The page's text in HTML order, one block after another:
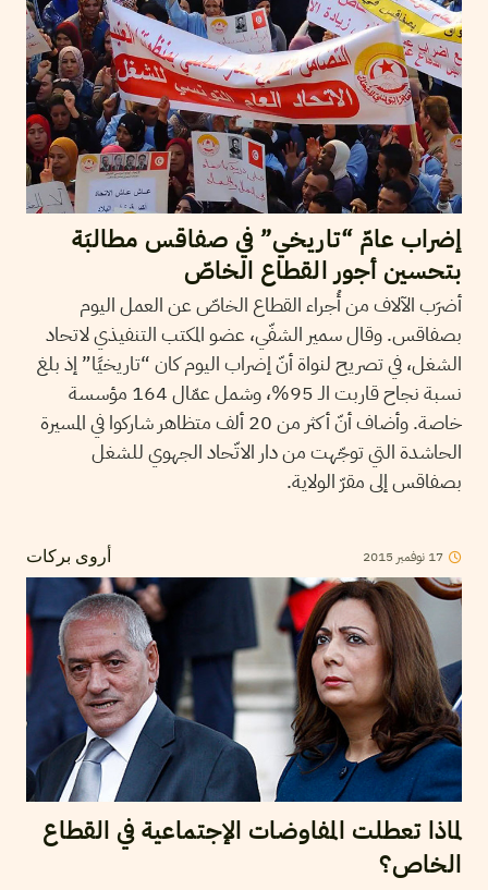
إضراب عامّ “تاريخي” في صفاقس مطالبَة
بتحسين أجور القطاع الخاصّ
أضرَب الآلاف من أُجراء القطاع الخاصّ عن العمل اليوم
بصفاقس. وقال سمير الشفّي، عضو المكتب التنفيذي لاتحاد
الشغل، في تصريح لنواة أنّ إضراب اليوم كان “تاريخيًا” إذ بلغ
نسبة نجاح قاربت الـ 95%، وشمل عمّال 164 مؤسسة
خاصة. وأضاف أنّ أكثر من 20 ألف متظاهر شاركوا في المسيرة
الحاشدة التي توجّهت من دار الاتّحاد الجهوي للشغل
بصفاقس إلى مقرّ الولاية.
أروى بركات 17 نوفمبر 2015
لماذا تعطلت المفاوضات الإجتماعية في القطاع
الخاص؟